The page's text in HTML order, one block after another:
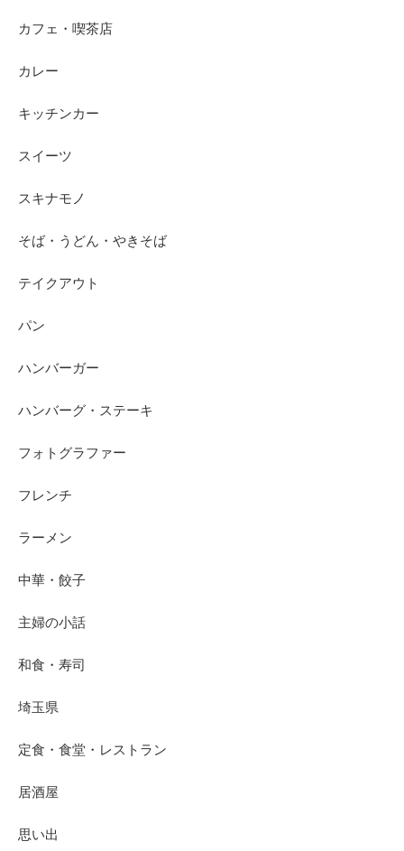
カフェ・喫茶店
カレー
キッチンカー
スイーツ
スキナモノ
そば・うどん・やきそば
テイクアウト
パン
ハンバーガー
ハンバーグ・ステーキ
フォトグラファー
フレンチ
ラーメン
中華・餃子
主婦の小話
和食・寿司
埼玉県
定食・食堂・レストラン
居酒屋
思い出